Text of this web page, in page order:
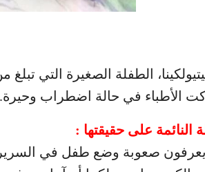
الطفلة الصغيرة التي
الأطباء في حالة اضطراب وحيرة.
النائمة على حقيقتها :
صعوبة وضع طفل في